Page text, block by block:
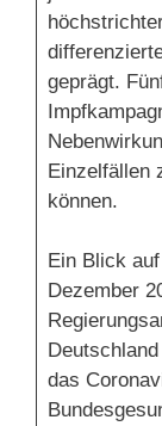
geprägt.
Einzelfällen
können.
Ein Blick
Dezember
das